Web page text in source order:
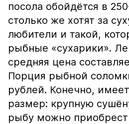
посола обойдётся в
столько же хотят за
любители и такой,
рыбные «сухарики».
средняя цена
Порция рыбной
рублей. Конечно,
размер: крупную
рыбу можно